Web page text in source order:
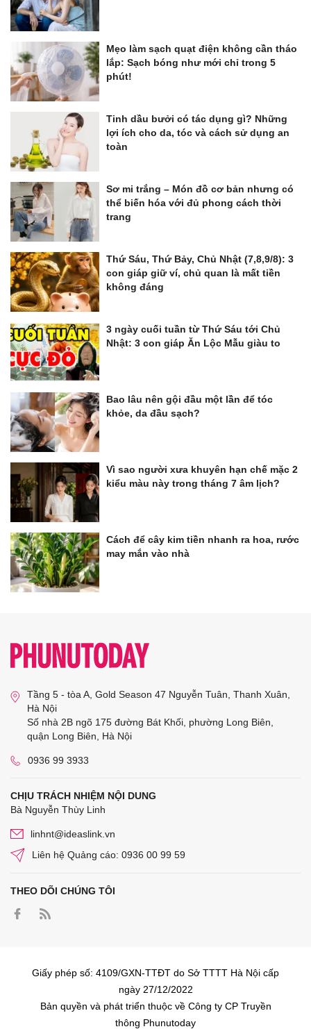
Mẹo làm sạch quạt điện không cần tháo
lắp: Sạch bóng như mới chỉ trong 5
phút!
Tinh dầu bưởi có tác dụng gì? Những
lợi ích cho da, tóc và cách sử dụng an
toàn
Sơ mi trắng – Món đồ cơ bản nhưng có
thể biến hóa với đủ phong cách thời
trang
Thứ Sáu, Thứ Bảy, Chủ Nhật (7,8,9/8): 3
con giáp giữ ví, chủ quan là mất tiền
không đáng
3 ngày cuối tuần từ Thứ Sáu tới Chủ
Nhật: 3 con giáp Ăn Lộc Mẫu giàu to
Bao lâu nên gội đầu một lần để tóc
khỏe, da đầu sạch?
Vì sao người xưa khuyên hạn chế mặc 2
kiểu màu này trong tháng 7 âm lịch?
Cách để cây kim tiền nhanh ra hoa, rước
may mắn vào nhà
Tầng 5 - tòa A, Gold Season 47 Nguyễn Tuân, Thanh Xuân,
Hà Nội
Số nhà 2B ngõ 175 đường Bát Khối, phường Long Biên,
quận Long Biên, Hà Nội
0936 99 3933
CHỊU TRÁCH NHIỆM NỘI DUNG
Bà Nguyễn Thùy Linh
linhnt@ideaslink.vn
Liên hệ Quảng cáo: 0936 00 99 59
THEO DÕI CHÚNG TÔI
Giấy phép số: 4109/GXN-TTĐT do Sở TTTT Hà Nội cấp
ngày 27/12/2022
Bản quyền và phát triển thuộc về Công ty CP Truyền
thông Phunutoday